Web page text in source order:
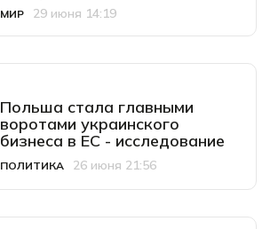
Категория
МИР
Дата публикации
29 июня 14:19
Польша стала главными
воротами украинского
бизнеса в ЕС - исследование
Категория
ПОЛИТИКА
Дата публикации
26 июня 21:56